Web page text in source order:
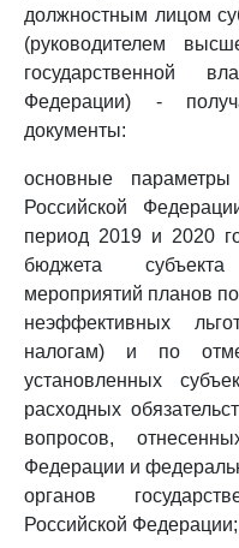
должностным лицом
(руководителем
государственной
Федерации) -
документы:
основные
Российской
период 2019 и 2020
бюджета
мероприятий планов
неэффективных
налогам) и по
установленных
расходных
вопросов,
Федерации и
органов
Российской Федерации;